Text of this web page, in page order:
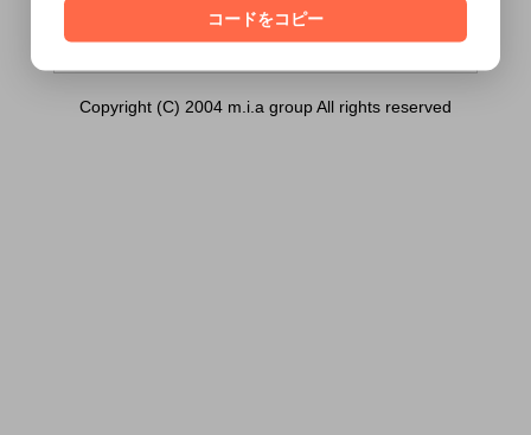
[ はい ] [ いいえ ]
Copyright (C) 2004 m.i.a group All rights reserved
コードをコピー